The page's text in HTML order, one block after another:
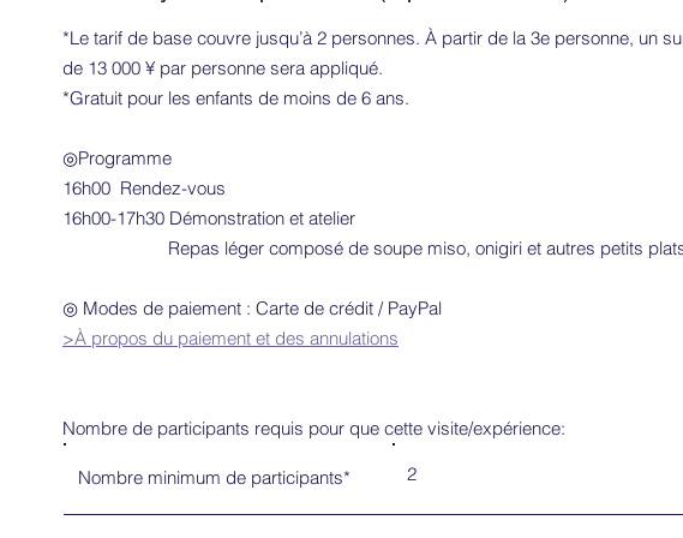
*Le tarif de base couvre jusqu’à 2 personnes. À partir de la 3e personne, un
de 13 000 ¥ par personne sera appliqué.
*Gratuit pour les enfants de moins de 6 ans.
◎Programme
16h00 Rendez-vous
16h00-17h30 Démonstration et atelier
Repas léger composé de soupe miso, onigiri et autres petits
◎ Modes de paiement : Carte de crédit / PayPal
>À propos du paiement et des annulations
Nombre de participants requis pour que cette visite/expérience:
Nombre minimum de participants* 2